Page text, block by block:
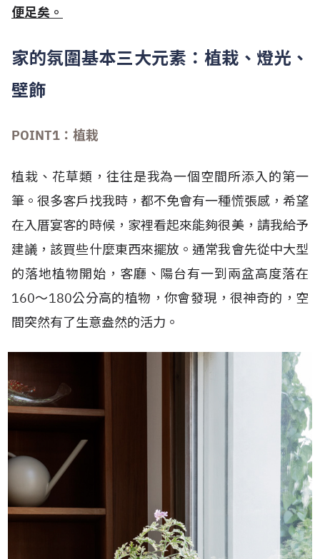
便足矣。
家的氛圍基本三大元素：植栽、燈光、
壁飾
POINT1 ：植栽
植栽、花草類，往往是我為一個空間所添入的第一
筆。很多客戶找我時，都不免會有一種慌張感，希望
在入厝宴客的時候，家裡看起來能夠很美，請我給予
建議，該買些什麼東西來擺放。通常我會先從中大型
的落地植物開始，客廳、陽台有一到兩盆高度落在
160～180公分高的植物，你會發現，很神奇的，空
間突然有了生意盎然的活力。